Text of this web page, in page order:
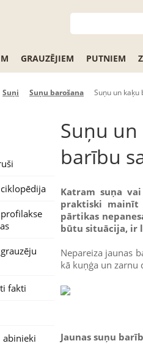
GRAUZĒJIEM PUTNIEM
Suņi Suņu barošana Suņu un kaķu
fakti
abinieki
Suņu
barību
Katram suņa
praktiski mainīt
pārtikas
būtu situācija, ir
Nepareiza jaunas
kā kuņģa un zarnu
Jaunas suņu